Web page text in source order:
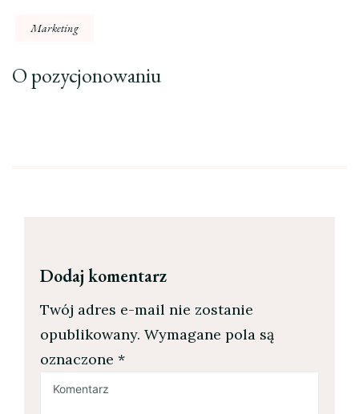
Marketing
O pozycjonowaniu
Dodaj komentarz
Twój adres e-mail nie zostanie
opublikowany. Wymagane pola są
oznaczone *